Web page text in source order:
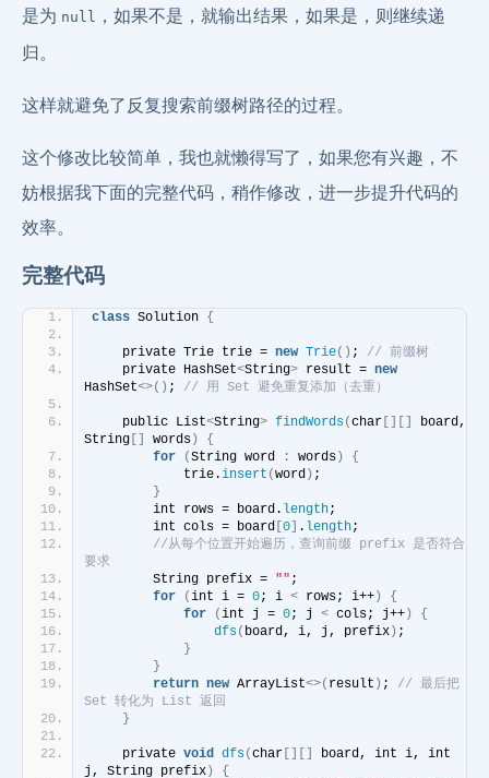
是为 null ，如果不是，就输出结果，如果是，则继续递
归。
这样就避免了反复搜索前缀树路径的过程。
这个修改比较简单，我也就懒得写了，如果您有兴趣，不
妨根据我下面的完整代码，稍作修改，进一步提升代码的
效率。
完整代码
class Solution {
    private Trie trie =
new Trie() ; // 前缀树
    private HashSet
<String> result = new
HashSet<>() ; // 用 Set 避免重复添加（去重）
    public List
<String> findWords(char
board,
String
words )
{
for
(String word : words )
{
            trie.
insert (word ) ;
}
        int rows = board.
length;
        int cols = board
0 . length;
//从每个位置开始遍历，查询前缀 prefix 是否符合
要求
        String prefix =
"" ;
for
(int i = 0; i < rows; i++ )
{
for
(int j = 0; j < cols; j++ )
{
dfs( board, i, j, prefix ) ;
}
}
return new ArrayList<>( result ) ; // 最后把
Set 转化为 List 返回
}
    private
void dfs(char
board, int i, int
j, String prefix )
{